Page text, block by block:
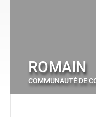
ROMAIN
COMMUNAUTÉ DE